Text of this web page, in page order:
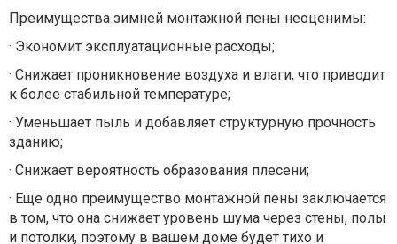
Преимущества зимней монтажной пены неоценимы:
· Экономит эксплуатационные расходы;
· Снижает проникновение воздуха и влаги, что приводит
к более стабильной температуре;
· Уменьшает пыль и добавляет структурную прочность
зданию;
· Снижает вероятность образования плесени;
· Еще одно преимущество монтажной пены заключается
в том, что она снижает уровень шума через стены, полы
и потолки, поэтому в вашем доме будет тихо и